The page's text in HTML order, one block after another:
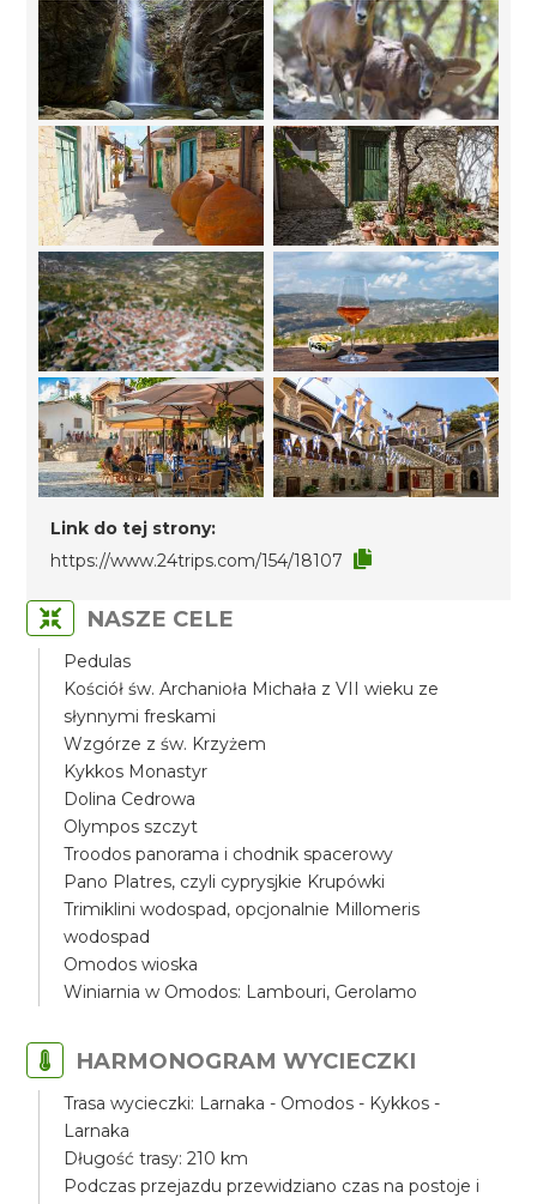
Link do tej strony:
https://www.24trips.com/154/18107
NASZE CELE
Pedulas
Kościół św. Archanioła Michała z VII wieku ze
słynnymi freskami
Wzgórze z św. Krzyżem
Kykkos Monastyr
Dolina Cedrowa
Olympos szczyt
Troodos panorama i chodnik spacerowy
Pano Platres, czyli cyprysjkie Krupówki
Trimiklini wodospad, opcjonalnie Millomeris
wodospad
Omodos wioska
Winiarnia w Omodos: Lambouri, Gerolamo
HARMONOGRAM WYCIECZKI
Trasa wycieczki: Larnaka - Omodos - Kykkos -
Larnaka
Długość trasy: 210 km
Podczas przejazdu przewidziano czas na postoje i